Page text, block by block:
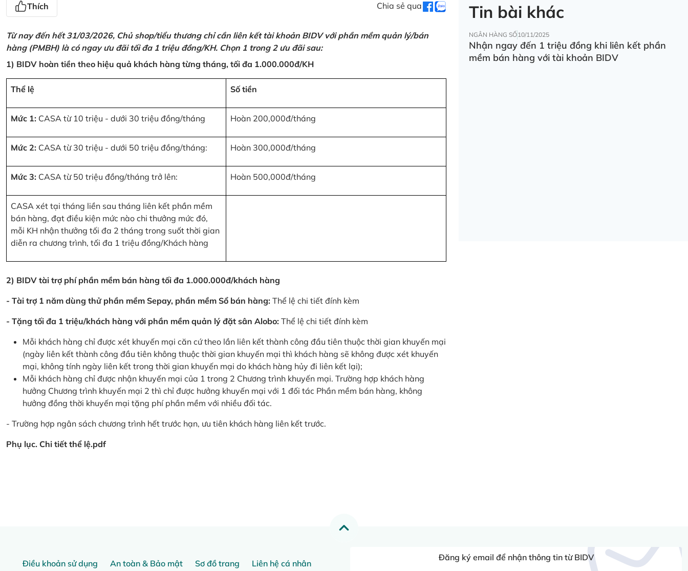
Thích Chia sẻ qua
Từ nay đến hết 31/03/2026, Chủ shop/tiểu thương chỉ cần liên kết tài khoản BIDV với phần mềm quản lý/bán
hàng (PMBH) là có ngay ưu đãi tối đa 1 triệu đồng/KH. Chọn 1 trong 2 ưu đãi sau:
1) BIDV hoàn tiền theo hiệu quả khách hàng từng tháng, tối đa 1.000.000đ/KH
Thể lệ Số tiền
Mức 1: CASA từ 10 triệu - dưới 30 triệu đồng/tháng Hoàn 200,000đ/tháng
Mức 2: CASA từ 30 triệu - dưới 50 triệu đồng/tháng: Hoàn 300,000đ/tháng
Mức 3: CASA từ 50 triệu đồng/tháng trở lên: Hoàn 500,000đ/tháng
CASA xét tại tháng liền sau tháng liên kết phần mềm
bán hàng, đạt điều kiện mức nào chi thưởng mức đó,
mỗi KH nhận thưởng tối đa 2 tháng trong suốt thời gian
diễn ra chương trình, tối đa 1 triệu đồng/Khách hàng
2) BIDV tài trợ phí phần mềm bán hàng tối đa 1.000.000đ/khách hàng
- Tài trợ 1 năm dùng thử phần mềm Sepay, phần mềm Sổ bán hàng: Thể lệ chi tiết đính kèm
- Tặng tối đa 1 triệu/khách hàng với phần mềm quản lý đặt sân Alobo: Thể lệ chi tiết đính kèm
Mỗi khách hàng chỉ được xét khuyến mại căn cứ theo lần liên kết thành công đầu tiên thuộc thời gian khuyến mại
(ngày liên kết thành công đầu tiên không thuộc thời gian khuyến mại thì khách hàng sẽ không được xét khuyến
mại, không tính ngày liên kết trong thời gian khuyến mại do khách hàng hủy đi liên kết lại);
Mỗi khách hàng chỉ được nhận khuyến mại của 1 trong 2 Chương trình khuyến mại. Trường hợp khách hàng
hưởng Chương trình khuyến mại 2 thì chỉ được hưởng khuyến mại với 1 đối tác Phần mềm bán hàng, không
hưởng đồng thời khuyến mại tặng phí phần mềm với nhiều đối tác.
- Trường hợp ngân sách chương trình hết trước hạn, ưu tiên khách hàng liên kết trước.
Phụ lục. Chi tiết thể lệ.pdf
Tin bài khác
NGÂN HÀNG SỐ10/11/2025
Nhận ngay đến 1 triệu đồng khi liên kết phần
mềm bán hàng với tài khoản BIDV
Điều khoản sử dụng An toàn & Bảo mật Sơ đồ trang
Liên hệ cá nhân
Đăng ký email để nhận thông tin từ BIDV